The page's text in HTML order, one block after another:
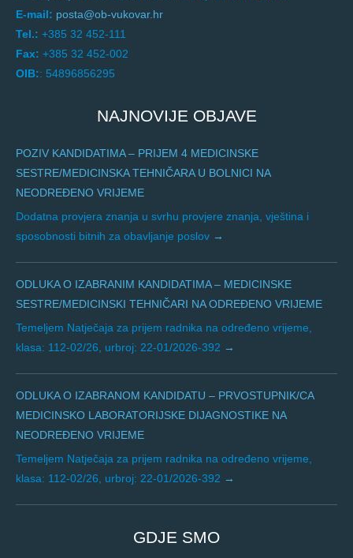
E-mail: posta@ob-vukovar.hr
Tel.: +385 32 452-111
Fax: +385 32 452-002
OIB:: 54896856295
NAJNOVIJE OBJAVE
POZIV KANDIDATIMA – PRIJEM 4 MEDICINSKE
SESTRE/MEDICINSKA TEHNIČARA U BOLNICI NA
NEODREĐENO VRIJEME
Dodatna provjera znanja u svrhu provjere znanja, vještina i
sposobnosti bitnih za obavljanje poslov
ODLUKA O IZABRANIM KANDIDATIMA – MEDICINSKE
SESTRE/MEDICINSKI TEHNIČARI NA ODREĐENO VRIJEME
Temeljem Natječaja za prijem radnika na određeno vrijeme,
klasa: 112-02/26, urbroj: 22-01/2026-392
ODLUKA O IZABRANOM KANDIDATU – PRVOSTUPNIK/CA
MEDICINSKO LABORATORIJSKE DIJAGNOSTIKE NA
NEODREĐENO VRIJEME
Temeljem Natječaja za prijem radnika na određeno vrijeme,
klasa: 112-02/26, urbroj: 22-01/2026-392
GDJE SMO